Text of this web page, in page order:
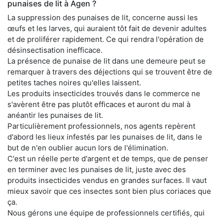
punaises de lit à Agen ?
La suppression des punaises de lit, concerne aussi les
œufs et les larves, qui auraient tôt fait de devenir adultes
et de proliférer rapidement. Ce qui rendra l'opération de
désinsectisation inefficace.
La présence de punaise de lit dans une demeure peut se
remarquer à travers des déjections qui se trouvent être de
petites taches noires qu'elles laissent.
Les produits insecticides trouvés dans le commerce ne
s'avèrent être pas plutôt efficaces et auront du mal à
anéantir les punaises de lit.
Particulièrement professionnels, nos agents repèrent
d'abord les lieux infestés par les punaises de lit, dans le
but de n'en oublier aucun lors de l'élimination.
C'est un réelle perte d'argent et de temps, que de penser
en terminer avec les punaises de lit, juste avec des
produits insecticides vendus en grandes surfaces. Il vaut
mieux savoir que ces insectes sont bien plus coriaces que
ça.
Nous gérons une équipe de professionnels certifiés, qui